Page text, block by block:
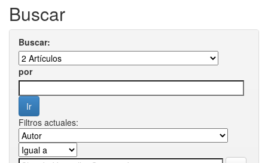
Buscar
Buscar:
por
Filtros actuales: